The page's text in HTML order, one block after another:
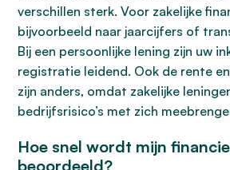
verschillen sterk. Voor zakelijke
bijvoorbeeld naar jaarcijfers of
Bij een persoonlijke lening zijn uw
registratie leidend. Ook de rente
zijn anders, omdat zakelijke
bedrijfsrisico’s met zich
Hoe snel wordt mijn
beoordeeld?